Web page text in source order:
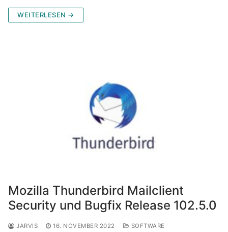
WEITERLESEN →
Mozilla Thunderbird Mailclient
Security und Bugfix Release 102.5.0
JARVIS 16. NOVEMBER 2022
SOFTWARE